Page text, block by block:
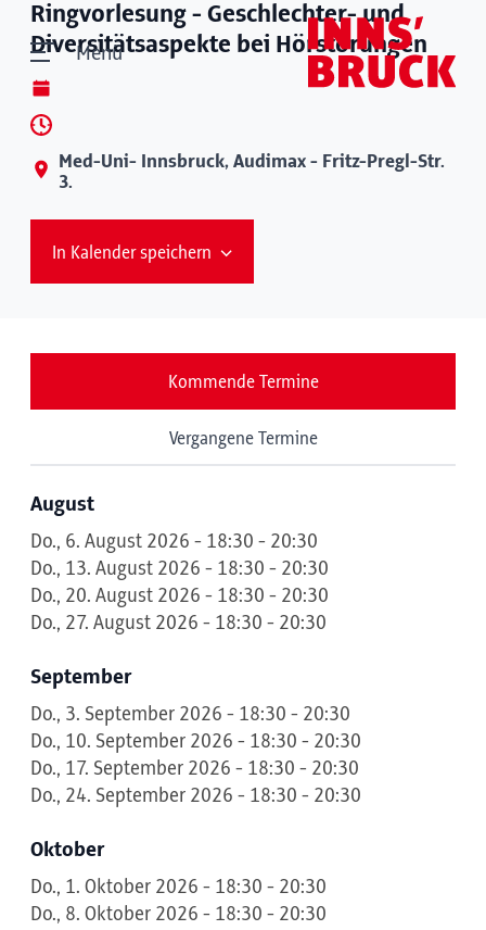
Menü
Ringvorlesung - Geschlechter- und
Diversitätsaspekte bei Hörstörungen
Med-Uni- Innsbruck, Audimax - Fritz-Pregl-Str.
3.
In Kalender speichern
Kommende Termine
Vergangene Termine
August
Do., 6. August 2026 - 18:30 - 20:30
Do., 13. August 2026 - 18:30 - 20:30
Do., 20. August 2026 - 18:30 - 20:30
Do., 27. August 2026 - 18:30 - 20:30
September
Do., 3. September 2026 - 18:30 - 20:30
Do., 10. September 2026 - 18:30 - 20:30
Do., 17. September 2026 - 18:30 - 20:30
Do., 24. September 2026 - 18:30 - 20:30
Oktober
Do., 1. Oktober 2026 - 18:30 - 20:30
Do., 8. Oktober 2026 - 18:30 - 20:30